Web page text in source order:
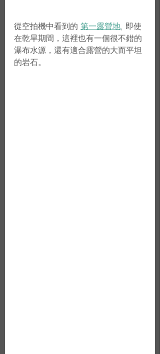
從空拍機中看到的 第一露營地, 即使
在乾旱期間，這裡也有一個很不錯的
瀑布水源，還有適合露營的大而平坦
的岩石。